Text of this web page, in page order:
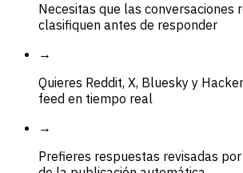
Necesitas que las conversaciones
clasifiquen antes de responder
→
Quieres Reddit, X, Bluesky y
feed en tiempo real
→
Prefieres respuestas revisadas